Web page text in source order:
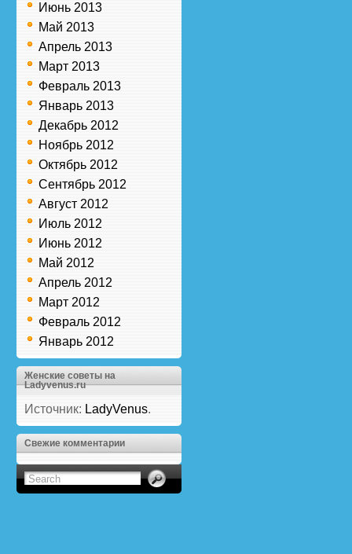
Июнь 2013
Май 2013
Апрель 2013
Март 2013
Февраль 2013
Январь 2013
Декабрь 2012
Ноябрь 2012
Октябрь 2012
Сентябрь 2012
Август 2012
Июль 2012
Июнь 2012
Май 2012
Апрель 2012
Март 2012
Февраль 2012
Январь 2012
Женские советы на
Ladyvenus.ru
Источник: LadyVenus.
Свежие комментарии